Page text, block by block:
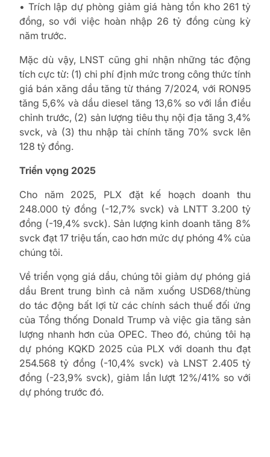
• Trích lập dự phòng giảm giá hàng tồn kho 261 tỷ
đồng, so với việc hoàn nhập 26 tỷ đồng cùng kỳ
năm trước.
Mặc dù vậy, LNST cũng ghi nhận những tác động
tích cực từ: (1) chi phí định mức trong công thức tính
giá bán xăng dầu tăng từ tháng 7/2024, với RON95
tăng 5,6% và dầu diesel tăng 13,6% so với lần điều
chỉnh trước, (2) sản lượng tiêu thụ nội địa tăng 3,4%
svck, và (3) thu nhập tài chính tăng 70% svck lên
128 tỷ đồng.
Triển vọng 2025
Cho năm 2025, PLX đặt kế hoạch doanh thu
248.000 tỷ đồng (-12,7% svck) và LNTT 3.200 tỷ
đồng (-19,4% svck). Sản lượng kinh doanh tăng 8%
svck đạt 17 triệu tấn, cao hơn mức dự phóng 4% của
chúng tôi.
Về triển vọng giá dầu, chúng tôi giảm dự phóng giá
dầu Brent trung bình cả năm xuống USD68/thùng
do tác động bất lợi từ các chính sách thuế đối ứng
của Tổng thống Donald Trump và việc gia tăng sản
lượng nhanh hơn của OPEC. Theo đó, chúng tôi hạ
dự phóng KQKD 2025 của PLX với doanh thu đạt
254.568 tỷ đồng (-10,4% svck) và LNST 2.405 tỷ
đồng (-23,9% svck), giảm lần lượt 12%/41% so với
dự phóng trước đó.